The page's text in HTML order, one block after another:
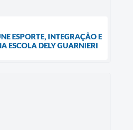
ESPORTE, INTEGRAÇÃO E
ESCOLA DELY GUARNIERI